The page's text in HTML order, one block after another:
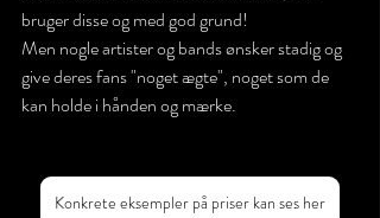
bruger disse og med god grund!
Men nogle artister og bands ønsker stadig og
give deres fans "noget ægte", noget som de
kan holde i hånden og mærke.
Konkrete eksempler på priser kan ses her